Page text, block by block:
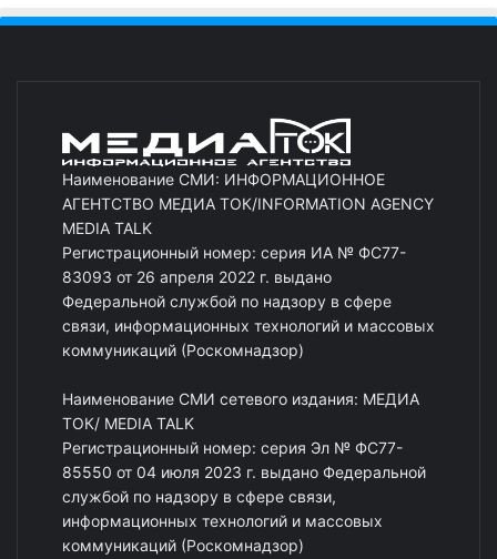
Наименование СМИ: ИНФОРМАЦИОННОЕ
АГЕНТСТВО МЕДИА ТОК/INFORMATION AGENCY
MEDIA TALK
Регистрационный номер: серия ИА № ФС77-
83093 от 26 апреля 2022 г. выдано
Федеральной службой по надзору в сфере
связи, информационных технологий и массовых
коммуникаций (Роскомнадзор)
Наименование СМИ сетевого издания: МЕДИА
ТОК/ MEDIA TALK
Регистрационный номер: серия Эл № ФС77-
85550 от 04 июля 2023 г. выдано Федеральной
службой по надзору в сфере связи,
информационных технологий и массовых
коммуникаций (Роскомнадзор)